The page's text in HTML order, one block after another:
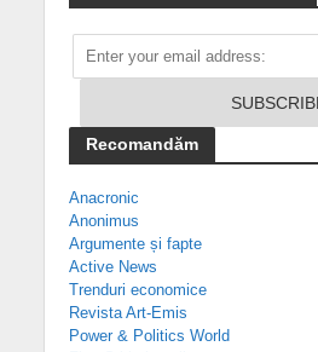
Recomandăm
Anacronic
Anonimus
Argumente și fapte
Active News
Trenduri economice
Revista Art-Emis
Power & Politics World